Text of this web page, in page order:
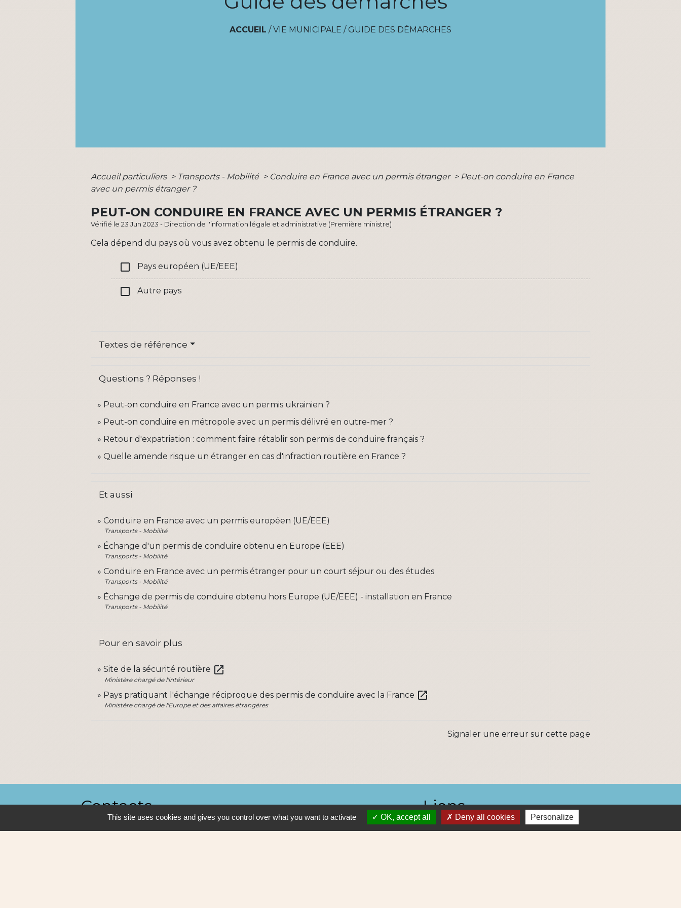
ACCUEIL /VIE MUNICIPALE / GUIDE DES DÉMARCHES
Accueil particuliers > Transports - Mobilité > Conduire en France avec un permis étranger > Peut-on conduire en France
avec un permis étranger ?
PEUT-ON CONDUIRE EN FRANCE AVEC UN PERMIS ÉTRANGER ?
Vérifié le 23 Jun 2023 - Direction de l'information légale et administrative (Première ministre)
Cela dépend du pays où vous avez obtenu le permis de conduire.
check_box_outline_blank Pays européen (UE/EEE)
check_box_outline_blank Autre pays
Textes de référence
Questions ? Réponses !
Peut-on conduire en France avec un permis ukrainien ?
Peut-on conduire en métropole avec un permis délivré en outre-mer ?
Retour d'expatriation : comment faire rétablir son permis de conduire français ?
Quelle amende risque un étranger en cas d'infraction routière en France ?
Et aussi
Conduire en France avec un permis européen (UE/EEE)
Transports - Mobilité
Échange d'un permis de conduire obtenu en Europe (EEE)
Transports - Mobilité
Conduire en France avec un permis étranger pour un court séjour ou des études
Transports - Mobilité
Échange de permis de conduire obtenu hors Europe (UE/EEE) - installation en France
Transports - Mobilité
Pour en savoir plus
Site de la sécurité routière open_in_new
Ministère chargé de l'intérieur
Pays pratiquant l'échange réciproque des permis de conduire avec la France open_in_new
Ministère chargé de l'Europe et des affaires étrangères
Signaler une erreur sur cette page
Contacts
Ville de Sautron
Liens
This site uses cookies and gives you control over what you want to activate OK, accept all Deny all cookies Personalize